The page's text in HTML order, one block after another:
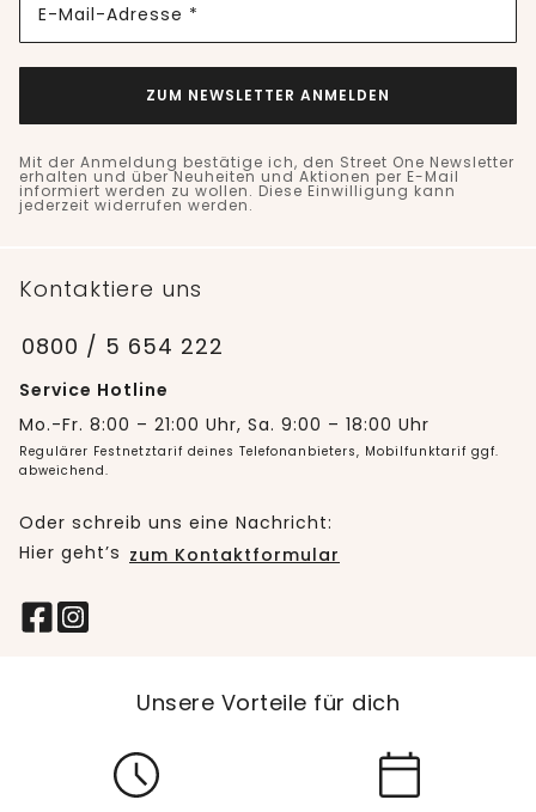
E-Mail-Adresse *
ZUM NEWSLETTER ANMELDEN
Mit der Anmeldung bestätige ich, den Street One Newsletter
erhalten und über Neuheiten und Aktionen per E-Mail
informiert werden zu wollen. Diese Einwilligung kann
jederzeit widerrufen werden.
Kontaktiere uns
0800 / 5 654 222
Service Hotline
Mo.-Fr. 8:00 – 21:00 Uhr, Sa. 9:00 – 18:00 Uhr
Regulärer Festnetztarif deines Telefonanbieters, Mobilfunktarif ggf.
abweichend.
Oder schreib uns eine Nachricht:
Hier geht’s zum Kontaktformular
Unsere Vorteile für dich